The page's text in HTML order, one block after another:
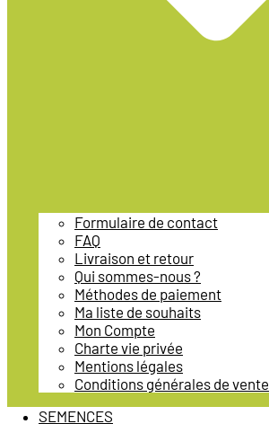
Formulaire de contact
FAQ
Livraison et retour
Qui sommes-nous ?
Méthodes de paiement
Ma liste de souhaits
Mon Compte
Charte vie privée
Mentions légales
Conditions générales de vente
SEMENCES